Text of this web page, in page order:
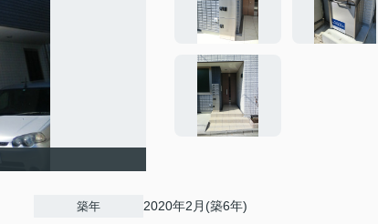
築年 2020年2月(築6年)